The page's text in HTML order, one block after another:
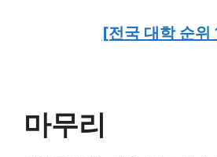
[전국 대학 순
마무리